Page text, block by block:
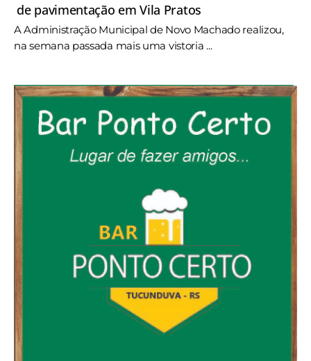
de pavimentação em Vila Pratos
A Administração Municipal de Novo Machado realizou,
na semana passada mais uma vistoria ...